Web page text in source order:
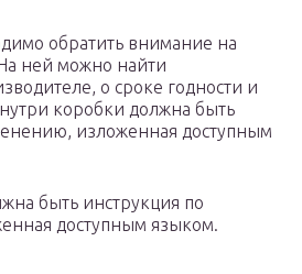
обратить внимание на
ней можно найти
о сроке годности и
коробки должна быть
изложенная доступным
быть инструкция по
доступным языком.